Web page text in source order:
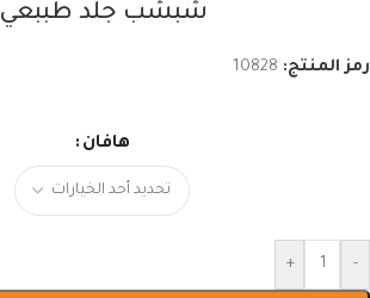
شبشب جلد طببعي
رمز المنتج: 10828
هافان
-
+